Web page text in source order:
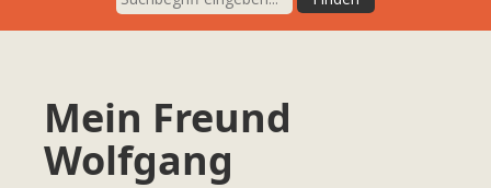
Mein Freund
Wolfgang